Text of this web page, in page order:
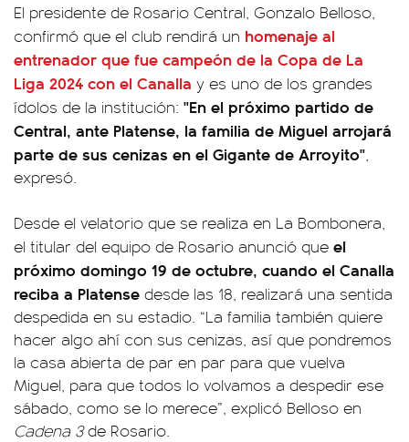
El presidente de Rosario Central, Gonzalo Belloso,
confirmó que el club rendirá un homenaje al
entrenador que fue campeón de la Copa de La
Liga 2024 con el Canalla y es uno de los grandes
ídolos de la institución: "En el próximo partido de
Central, ante Platense, la familia de Miguel arrojará
parte de sus cenizas en el Gigante de Arroyito",
expresó.
Desde el velatorio que se realiza en La Bombonera,
el titular del equipo de Rosario anunció que el
próximo domingo 19 de octubre, cuando el Canalla
reciba a Platense desde las 18, realizará una sentida
despedida en su estadio. “La familia también quiere
hacer algo ahí con sus cenizas, así que pondremos
la casa abierta de par en par para que vuelva
Miguel, para que todos lo volvamos a despedir ese
sábado, como se lo merece”, explicó Belloso en
Cadena 3de Rosario.